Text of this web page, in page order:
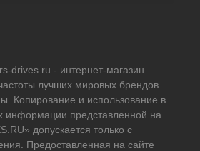
drives.ru - интернет-магазин
лучших мировых брендов.
Копирование и использование в
информации представленной на
допускается только с
Предоставленная на сайте